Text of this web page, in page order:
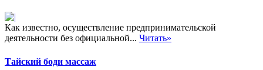
Как известно, осуществление предпринимательской
деятельности без официальной... Читать»
Тайский боди массаж